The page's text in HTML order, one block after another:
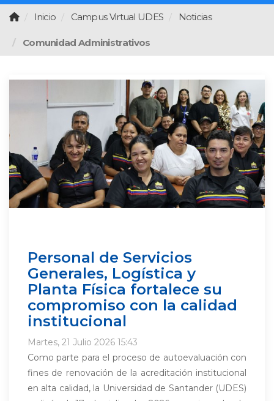
Inicio Campus Virtual UDES Noticias
Comunidad Administrativos
Personal de Servicios
Generales, Logística y
Planta Física fortalece su
compromiso con la calidad
institucional
Martes, 21 Julio 2026 15:43
Como parte para el proceso de autoevaluación con
fines de renovación de la acreditación institucional
en alta calidad, la Universidad de Santander (UDES)